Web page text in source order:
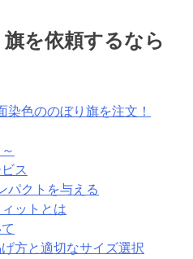
の
ぼ
を
用
し
み
を依頼するなら
染色ののぼり旗を注文！
ス
パクトを与える
ットとは
方と適切なサイズ選択